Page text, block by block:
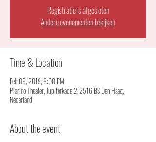
Registratie is afgesloten
Andere evenementen bekijken
Time & Location
Feb 08, 2019, 8:00 PM
Pianino Theater, Jupiterkade 2, 2516 BS Den Haag,
Nederland
About the event